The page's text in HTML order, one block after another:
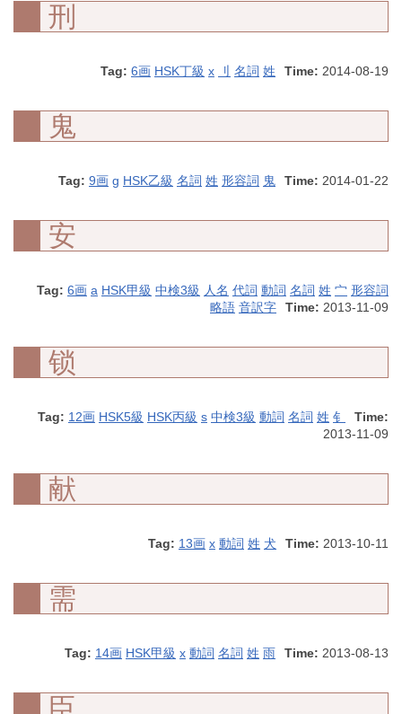
刑
Tag: 6画 HSK丁級 x 刂 名詞 姓 Time: 2014-08-19
鬼
Tag: 9画 g HSK乙級 名詞 姓 形容詞 鬼 Time: 2014-01-22
安
Tag: 6画 a HSK甲級 中検3級 人名 代詞 動詞 名詞 姓 宀 形容詞
略語 音訳字 Time: 2013-11-09
锁
Tag: 12画 HSK5級 HSK丙級 s 中検3級 動詞 名詞 姓 钅
Time:
2013-11-09
献
Tag: 13画 x 動詞 姓 犬 Time: 2013-10-11
需
Tag: 14画 HSK甲級 x 動詞 名詞 姓 雨 Time: 2013-08-13